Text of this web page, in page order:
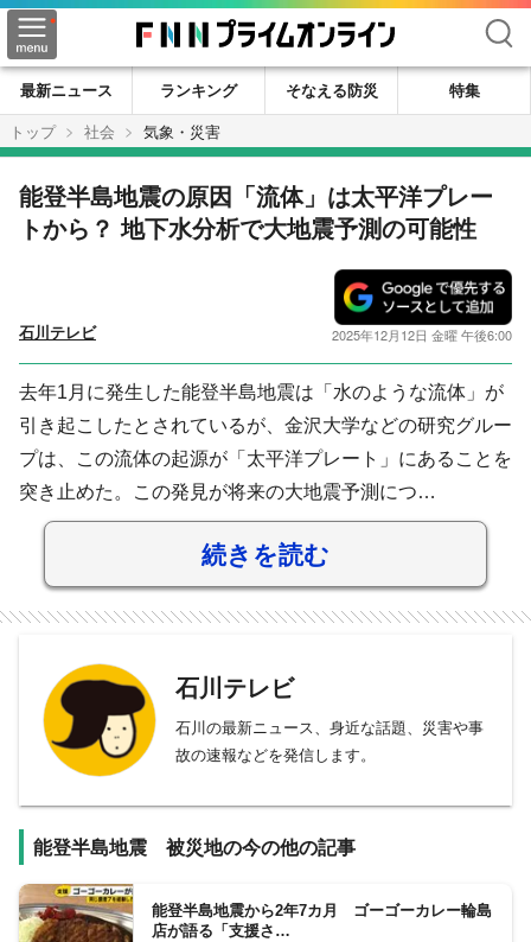
検索
最新ニュース ランキング そなえる防災
特集
トップ
社会 気象・災害
能登半島地震の原因「流体」は太平洋プレー
トから？ 地下水分析で大地震予測の可能性
石川テレビ 2025年12月12日 金曜 午後6:00
去年1月に発生した能登半島地震は「水のような流体」が
引き起こしたとされているが、金沢大学などの研究グルー
プは、この流体の起源が「太平洋プレート」にあることを
突き止めた。この発見が将来の大地震予測につ…
続きを読む
石川テレビ
石川の最新ニュース、身近な話題、災害や事
故の速報などを発信します。
能登半島地震 被災地の今の他の記事
能登半島地震から2年7カ月 ゴーゴーカレー輪島
店が語る「支援さ…